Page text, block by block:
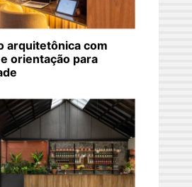
arquitetônica com
orientação para